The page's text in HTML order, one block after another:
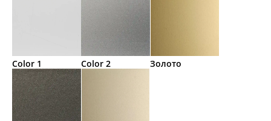
Color 1 Color 2 Золото